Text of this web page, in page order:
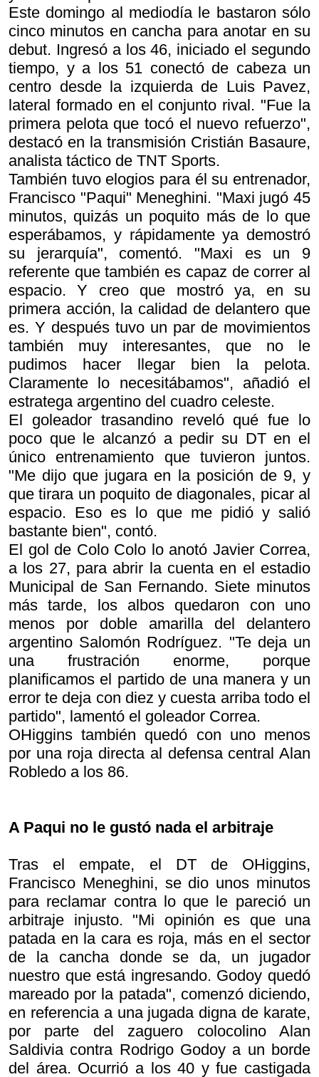
Este domingo al mediodía le bastaron sólo
cinco minutos en cancha para anotar en su
debut. Ingresó a los 46, iniciado el segundo
tiempo, y a los 51 conectó de cabeza un
centro desde la izquierda de Luis Pavez,
lateral formado en el conjunto rival. "Fue la
primera pelota que tocó el nuevo refuerzo",
destacó en la transmisión Cristián Basaure,
analista táctico de TNT Sports.
También tuvo elogios para él su entrenador,
Francisco "Paqui" Meneghini. "Maxi jugó 45
minutos, quizás un poquito más de lo que
esperábamos, y rápidamente ya demostró
su jerarquía", comentó. "Maxi es un 9
referente que también es capaz de correr al
espacio. Y creo que mostró ya, en su
primera acción, la calidad de delantero que
es. Y después tuvo un par de movimientos
también muy interesantes, que no le
pudimos hacer llegar bien la pelota.
Claramente lo necesitábamos", añadió el
estratega argentino del cuadro celeste.
El goleador trasandino reveló qué fue lo
poco que le alcanzó a pedir su DT en el
único entrenamiento que tuvieron juntos.
"Me dijo que jugara en la posición de 9, y
que tirara un poquito de diagonales, picar al
espacio. Eso es lo que me pidió y salió
bastante bien", contó.
El gol de Colo Colo lo anotó Javier Correa,
a los 27, para abrir la cuenta en el estadio
Municipal de San Fernando. Siete minutos
más tarde, los albos quedaron con uno
menos por doble amarilla del delantero
argentino Salomón Rodríguez. "Te deja un
una frustración enorme, porque
planificamos el partido de una manera y un
error te deja con diez y cuesta arriba todo el
partido", lamentó el goleador Correa.
OHiggins también quedó con uno menos
por una roja directa al defensa central Alan
Robledo a los 86.
A Paqui no le gustó nada el arbitraje
Tras el empate, el DT de OHiggins,
Francisco Meneghini, se dio unos minutos
para reclamar contra lo que le pareció un
arbitraje injusto. "Mi opinión es que una
patada en la cara es roja, más en el sector
de la cancha donde se da, un jugador
nuestro que está ingresando. Godoy quedó
mareado por la patada", comenzó diciendo,
en referencia a una jugada digna de karate,
por parte del zaguero colocolino Alan
Saldivia contra Rodrigo Godoy a un borde
del área. Ocurrió a los 40 y fue castigada